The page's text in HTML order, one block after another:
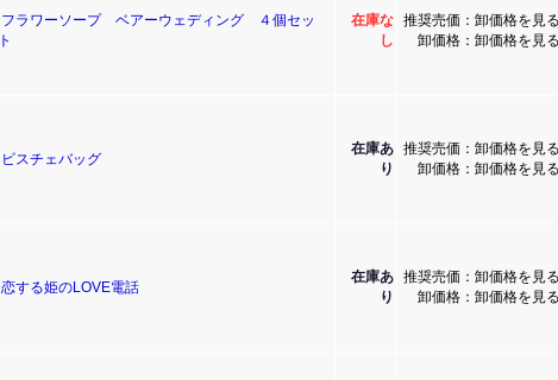
フラワーソープ ベアーウェディング ４個セッ
ト
在庫な
し
推奨売価：卸価格を見
卸価格：卸価格を見
ビスチェバッグ
在庫あ
り
推奨売価：卸価格を見
卸価格：卸価格を見
恋する姫のLOVE電話
在庫あ
り
推奨売価：卸価格を見
卸価格：卸価格を見